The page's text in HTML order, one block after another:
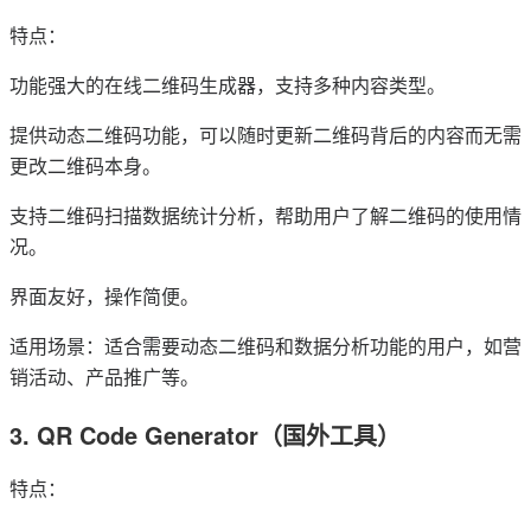
特点：
功能强大的在线二维码生成器，支持多种内容类型。
提供动态二维码功能，可以随时更新二维码背后的内容而无需
更改二维码本身。
支持二维码扫描数据统计分析，帮助用户了解二维码的使用情
况。
界面友好，操作简便。
适用场景：适合需要动态二维码和数据分析功能的用户，如营
销活动、产品推广等。
3. QR Code Generator（国外工具）
特点：